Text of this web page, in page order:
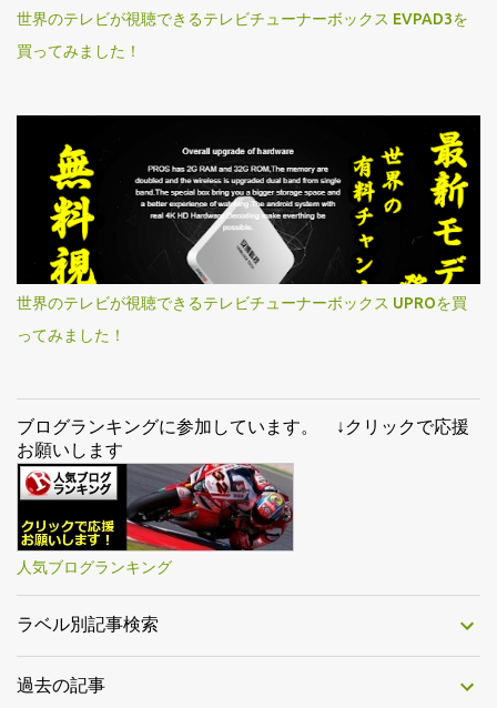
世界のテレビが視聴できるテレビチューナーボックス EVPAD3を
買ってみました！
世界のテレビが視聴できるテレビチューナーボックス UPROを買
ってみました！
ブログランキングに参加しています。 ↓クリックで応援
お願いします
人気ブログランキング
ラベル別記事検索
過去の記事